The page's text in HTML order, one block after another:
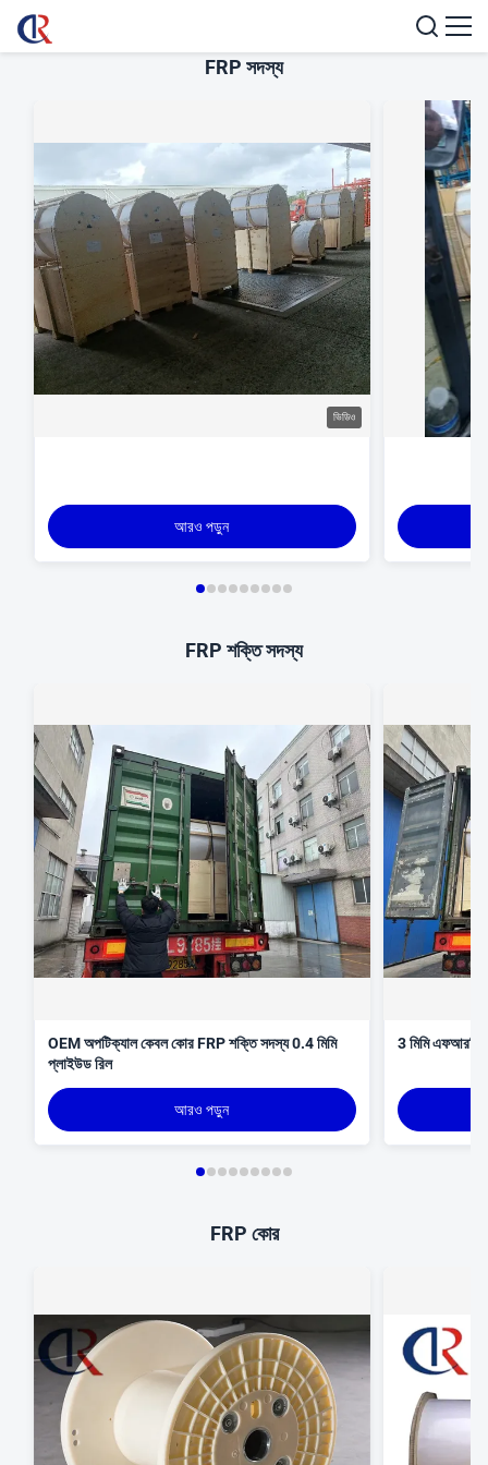
FRP সদস্য
ভিডিও
আরও পড়ুন
FRP শক্তি সদস্য
OEM অপটিক্যাল কেবল কোর FRP শক্তি সদস্য 0.4 মিমি
প্লাইউড রিল
আরও পড়ুন
3 মিমি এফআরপি
FRP কোর